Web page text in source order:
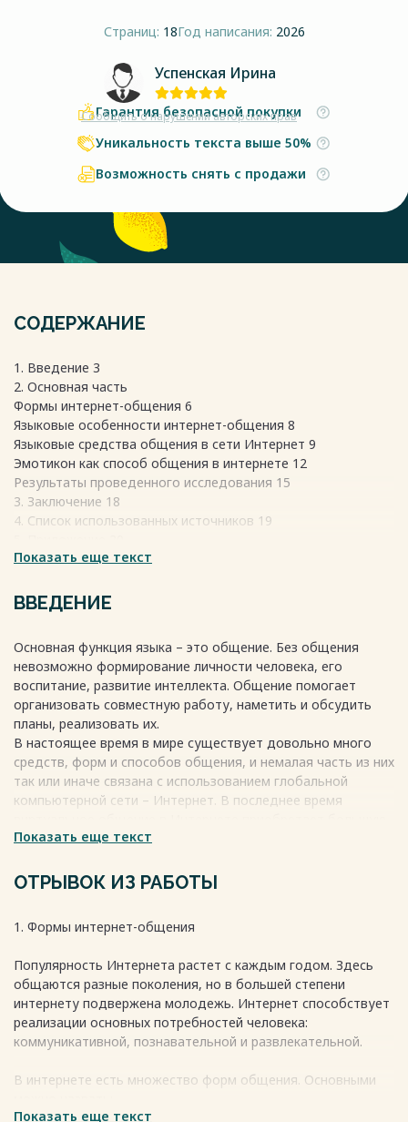
Страниц: 18Год написания: 2026
Успенская Ирина
Сообщить о нарушении авторских прав
Гарантия безопасной покупки
Уникальность текста выше 50%
Возможность снять с продажи
СОДЕРЖАНИЕ
1. Введение 3
2. Основная часть
Формы интернет-общения 6
Языковые особенности интернет-общения 8
Языковые средства общения в сети Интернет 9
Эмотикон как способ общения в интернете 12
Результаты проведенного исследования 15
3. Заключение 18
4. Список использованных источников 19
Показать еще текст
ВВЕДЕНИЕ
Основная функция языка – это общение. Без общения
невозможно формирование личности человека, его
воспитание, развитие интеллекта. Общение помогает
организовать совместную работу, наметить и обсудить
планы, реализовать их.
В настоящее время в мире существует довольно много
средств, форм и способов общения, и немалая часть из них
так или иначе связана с использованием глобальной
компьютерной сети – Интернет. В последнее время
значимость и становится одним из основных видов
коммуникации потребовал новых языковых средств либо
Интернет возникают следующие проблемы:
в социальных сетях содержит множество орфографических
ошибок – это входит в привычку и является причиной
снижения грамотности; и самое страшное, что многие,
когда пишут, руководствуются принципом «Пешу каг
хачу!!!!»
Весь текст будет доступен после покупки
Показать еще текст
ОТРЫВОК ИЗ РАБОТЫ
1. Формы интернет-общения
Популярность Интернета растет с каждым годом. Здесь
общаются разные поколения, но в большей степени
интернету подвержена молодежь. Интернет способствует
реализации основных потребностей человека:
коммуникативной, познавательной и развлекательной.
В интернете есть множество форм общения. Основными
1. Социальная сеть
Показать еще текст